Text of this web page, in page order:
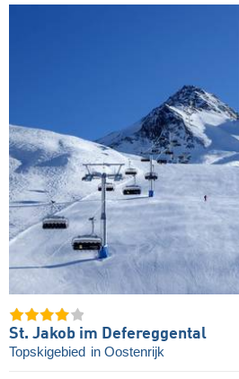
St. Jakob im Defereggental
Topskigebied in Oostenrijk